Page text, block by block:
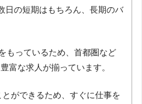
日の短期はもちろん、長期のバ
もっているため、首都圏など
富な求人が揃っています。
ができるため、すぐに仕事を